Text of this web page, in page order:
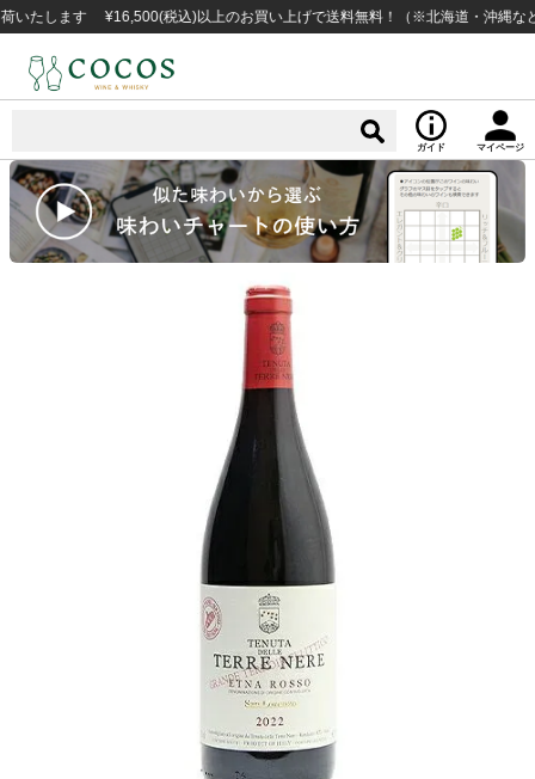
ます ¥16,500(税込)以上のお買い上げで送料無料！（※北海道・沖縄など一部
ガイド マイページ